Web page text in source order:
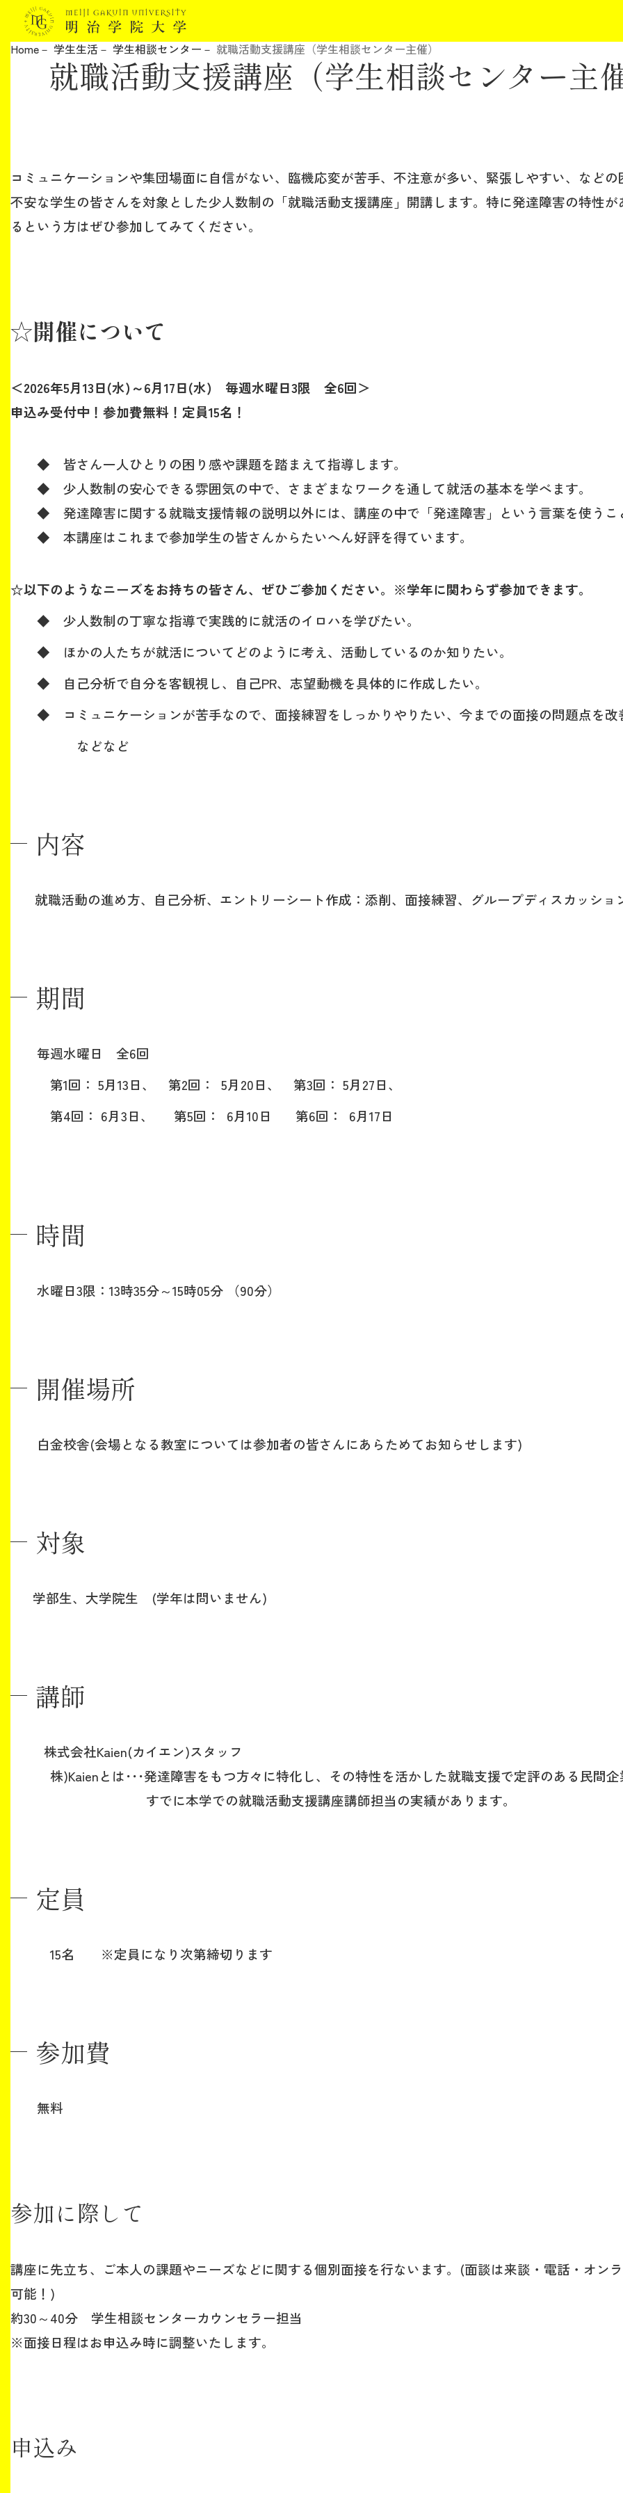
明治学院大学について
留学・国際交流
2026年9月入学者向け 新入生サイト
（外部サイト）
Home 学生生活 学生相談センター 就職活動支援講座（学生相談センター主催）
就職活動支援講座（学生相談センター主
コミュニケーションや集団場面に自信がない、臨機応変が苦手、不注意が多い、緊張しやすい、など
不安な学生の皆さんを対象とした少人数制の「就職活動支援講座」開講します。特に発達障害の特性
るという方はぜひ参加してみてください。
☆開催について
＜2026年5月13日(水)～6月17日(水) 毎週水曜日3限 全6回＞
申込み受付中！参加費無料！定員15名！
◆ 皆さん一人ひとりの困り感や課題を踏まえて指導します。
◆ 少人数制の安心できる雰囲気の中で、さまざまなワークを通して就活の基本を学べます。
◆ 発達障害に関する就職支援情報の説明以外には、講座の中で「発達障害」という言葉を使うこ
◆ 本講座はこれまで参加学生の皆さんからたいへん好評を得ています。
☆以下のようなニーズをお持ちの皆さん、ぜひご参加ください。※学年に関わらず参加できます。
◆ 少人数制の丁寧な指導で実践的に就活のイロハを学びたい。
◆ ほかの人たちが就活についてどのように考え、活動しているのか知りたい。
◆ 自己分析で自分を客観視し、自己PR、志望動機を具体的に作成したい。
◆ コミュニケーションが苦手なので、面接練習をしっかりやりたい、今までの面接の問題点を改
などなど
内容
就職活動の進め方、自己分析、エントリーシート作成：添削、面接練習、グループディスカッショ
期間
毎週水曜日 全6回
第1回： 5月13日、 第2回： 5月20日、 第3回： 5月27日、
第4回： 6月3日、 第5回： 6月10日 第6回： 6月17日
時間
水曜日3限：13時35分～15時05分 （90分）
開催場所
白金校舎(会場となる教室については参加者の皆さんにあらためてお知らせします)
対象
学部生、大学院生 (学年は問いません)
講師
株式会社Kaien(カイエン)スタッフ
株)Kaienとは･･･発達障害をもつ方々に特化し、その特性を活かした就職支援で定評のある民間企
すでに本学での就職活動支援講座講師担当の実績があります。
定員
15名 ※定員になり次第締切ります
参加費
無料
参加に際して
講座に先立ち、ご本人の課題やニーズなどに関する個別面接を行ないます。(面談は来談・電話・オン
可能！)
約30～40分 学生相談センターカウンセラー担当
※面接日程はお申込み時に調整いたします。
申込み